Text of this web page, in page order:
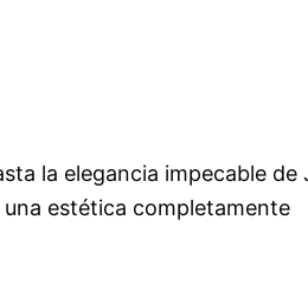
la elegancia impecable de
estética completamente